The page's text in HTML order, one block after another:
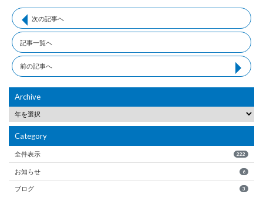
次の記事へ
記事一覧へ
前の記事へ
Archive
Category
全件表示 222
お知らせ 6
ブログ 3